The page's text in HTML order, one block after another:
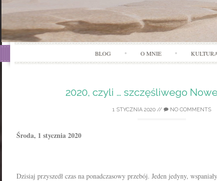
BLOG O MNIE
2020, czyli … szczęśliwego
1 STYCZNIA 2020 // NO COMMENTS
Środa, 1 stycznia 2020
Dzisiaj przyszedł czas na ponadczasowy przebój. Jeden jedyny,